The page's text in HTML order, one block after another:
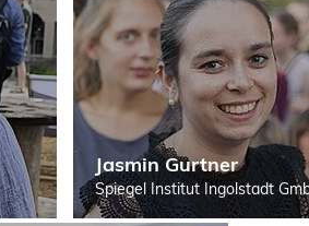
Jasmin Gurtner
Spiegel Institut Ingolstadt